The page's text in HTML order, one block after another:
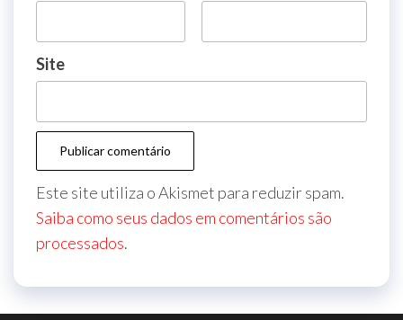
Site
Este site utiliza o Akismet para reduzir spam.
Saiba como seus dados em comentários são
processados.